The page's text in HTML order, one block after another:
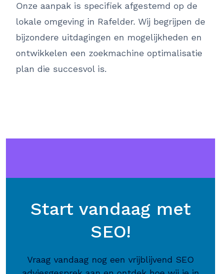
Onze aanpak is specifiek afgestemd op de
lokale omgeving in Rafelder. Wij begrijpen de
bijzondere uitdagingen en mogelijkheden en
ontwikkelen een zoekmachine optimalisatie
plan die succesvol is.
Start vandaag met
SEO!
Vraag vandaag nog een vrijblijvend SEO